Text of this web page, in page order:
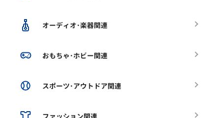
オーディオ･楽器関連
おもちゃ･ホビー関連
スポーツ･アウトドア関連
ファッション関連